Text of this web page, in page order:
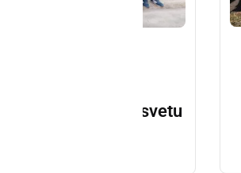
vinske trte na svetu